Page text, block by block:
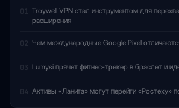
01 Troywell VPN стал инструментом для
расширения
02 Чем международные Google Pixel
03 Lumysi прячет фитнес-трекер в браслет и
04 Активы «Ланита» могут перейти «Ростеху»